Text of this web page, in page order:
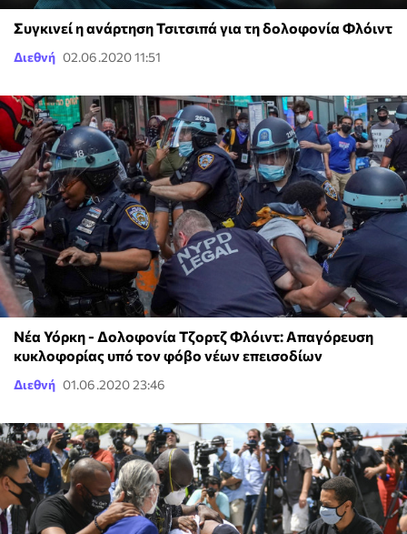
Συγκινεί η ανάρτηση Τσιτσιπά για τη δολοφονία Φλόιντ
Διεθνή 02.06.2020 11:51
Νέα Υόρκη - Δολοφονία Τζορτζ Φλόιντ: Απαγόρευση
κυκλοφορίας υπό τον φόβο νέων επεισοδίων
Διεθνή 01.06.2020 23:46